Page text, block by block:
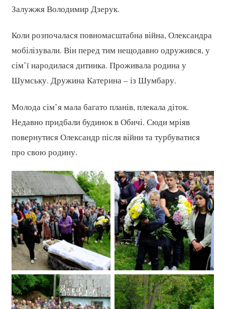
Залужжя Володимир Дзерук.
Коли розпочалася повномасштабна війна, Олександра
мобілізували. Він перед тим нещодавно одружився, у
сім’ї народилася дитинка. Проживала родина у
Шумську. Дружина Катерина – із Шумбару.
Молода сім’я мала багато планів, плекала діток.
Недавно придбали будинок в Обичі. Сюди мріяв
повернутися Олександр після війни та турбуватися
про свою родину.